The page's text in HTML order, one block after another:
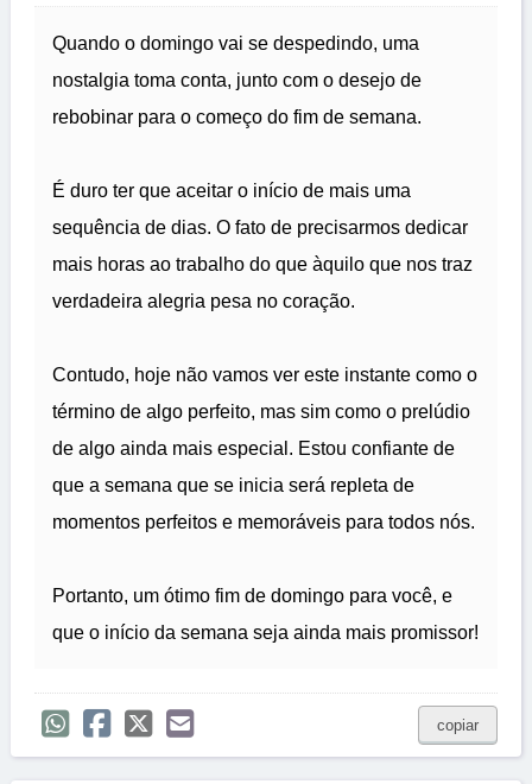
Quando o domingo vai se despedindo, uma
nostalgia toma conta, junto com o desejo de
rebobinar para o começo do fim de semana.
É duro ter que aceitar o início de mais uma
sequência de dias. O fato de precisarmos dedicar
mais horas ao trabalho do que àquilo que nos traz
verdadeira alegria pesa no coração.
Contudo, hoje não vamos ver este instante como o
término de algo perfeito, mas sim como o prelúdio
de algo ainda mais especial. Estou confiante de
que a semana que se inicia será repleta de
momentos perfeitos e memoráveis para todos nós.
Portanto, um ótimo fim de domingo para você, e
que o início da semana seja ainda mais promissor!
copiar